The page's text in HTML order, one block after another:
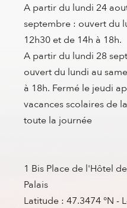
A partir du lundi 24
septembre : ouvert du
12h30 et de 14h à 18h.
A partir du lundi 28
ouvert du lundi au
à 18h. Fermé le jeudi
vacances scolaires de
toute la journée
1 Bis Place de l'Hôtel
Palais
Latitude : 47.3474 °N -